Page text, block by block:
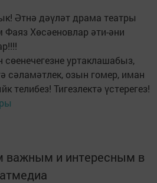
Әтнә дәүләт драма театры
Хөсәеновлар әти-әни
уртаклашабыз,
сәламәтлек, озын гомер, иман
телибез! Тигезлектә үстерегез!
важным и интересным в